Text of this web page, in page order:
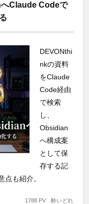
Claude Codeで
DEVONthi
nkの資料
をClaude
Code経由
で検索
し、
Obsidian
へ構成案
として保
存する記
も紹介。
酔いどれ
1788 PV